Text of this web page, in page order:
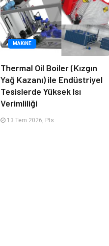
MAKINE
Thermal Oil Boiler (Kızgın
Yağ Kazanı) ile Endüstriyel
Tesislerde Yüksek Isı
Verimliliği
13 Tem 2026, Pts